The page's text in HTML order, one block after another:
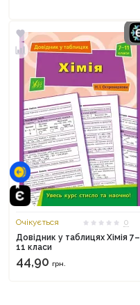
Очікується
0
Довідник у таблицях Хімія 7–
11 класи
44,90 грн.